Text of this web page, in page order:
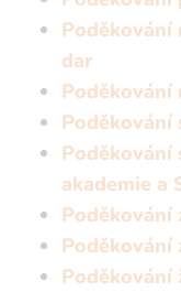
Poděkování
dar
Poděkování
Poděkování
Poděkování
akademie a
Poděkování
Poděkování
Poděkování